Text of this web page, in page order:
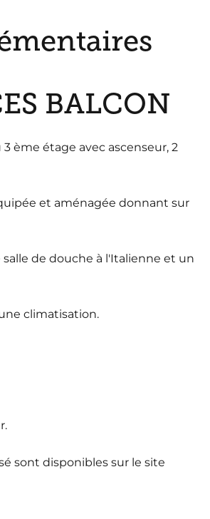
BALCON
ème étage avec ascenseur, 2
et aménagée donnant sur
salle de douche à l'Italienne et un
climatisation.
sont disponibles sur le site